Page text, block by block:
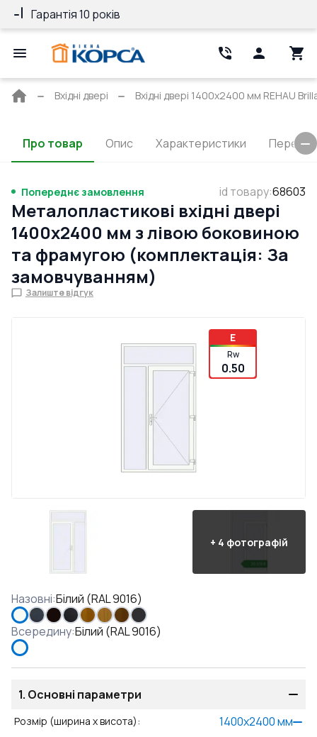
Гарантія 10 років
Головна
Вхідні двері Вхідні двері 1400x2400 мм REHAU
Про товар Опис Характеристики
Попереднє замовлення id товару:68603
Металопластикові вхідні двері
1400x2400 мм з лівою боковиною
та фрамугою (комплектація: За
замовчуванням)
Залиште відгук
E
Rw
0.50
+ 4 фотографій
Назовні:Білий (RAL 9016)
Всередину:Білий (RAL 9016)
1. Основні параметри
Розмір (ширина x висота): 1400x2400мм